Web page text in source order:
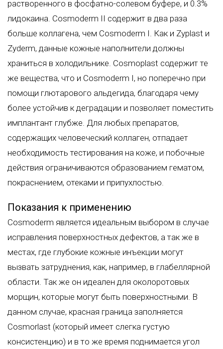
растворенного в фосфатно-солевом буфере, и 0.3%
лидокаина. Cosmoderm II содержит в два раза
больше коллагена, чем Cosmoderm I. Как и Zyplast и
Zyderm, данные кожные наполнители должны
храниться в холодильнике. Cosmoplast содержит те
же вещества, что и Cosmoderm I, но поперечно при
помощи глютарового альдегида, благодаря чему
более устойчив к деградации и позволяет поместить
имплантант глубже. Для любых препаратов,
содержащих человеческий коллаген, отпадает
необходимость тестирования на коже, и побочные
действия ограничиваются образованием гематом,
покраснением, отеками и припухлостью.
Показания к применению
Cosmoderm является идеальным выбором в случае
исправления поверхностных дефектов, а так же в
местах, где глубокие кожные инъекции могут
вызвать затруднения, как, например, в глабеллярной
области. Так же он идеален для околоротовых
морщин, которые могут быть поверхностными. В
данном случае, красная граница заполняется
Cosmorlast (который имеет слегка густую
консистенцию) и в то же время поднимается угол